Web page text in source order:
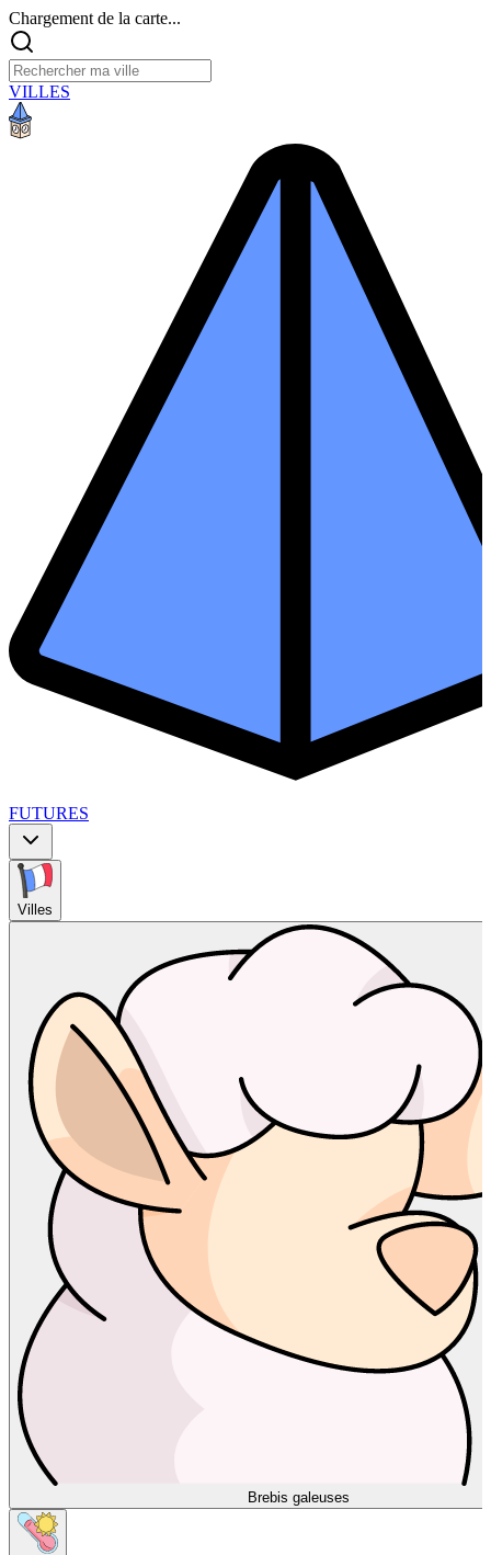
Chargement de la carte...
VILLES
FUTURES
Villes
Brebis galeuses